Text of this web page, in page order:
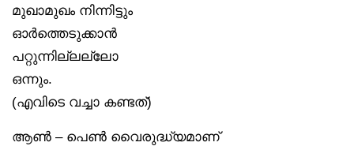
മുഖാമുഖം നിന്നിട്ടും
ഓർത്തെടുക്കാൻ
പറ്റുന്നില്ലല്ലോ
ഒന്നും.
(എവിടെ വച്ചാ കണ്ടത്)
ആൺ – പെൺ വൈരുദ്ധ്യമാണ്